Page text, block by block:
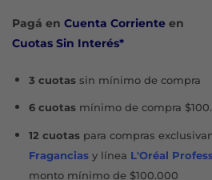
original
era:
Pagá en Cuenta Corriente en
Cuotas Sin Interés*
3 cuotassin mínimo de compra
6 cuotasmínimo de compra
12 cuotaspara compras
Fraganciasy línea L'Oréal
monto mínimo de $100.000